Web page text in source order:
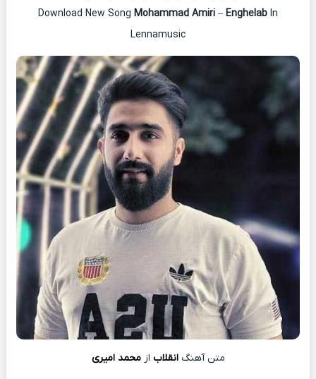
Download New Song Mohammad Amiri – Enghelab In
Lennamusic
متن آهنگانقلاب ازمحمد امیری